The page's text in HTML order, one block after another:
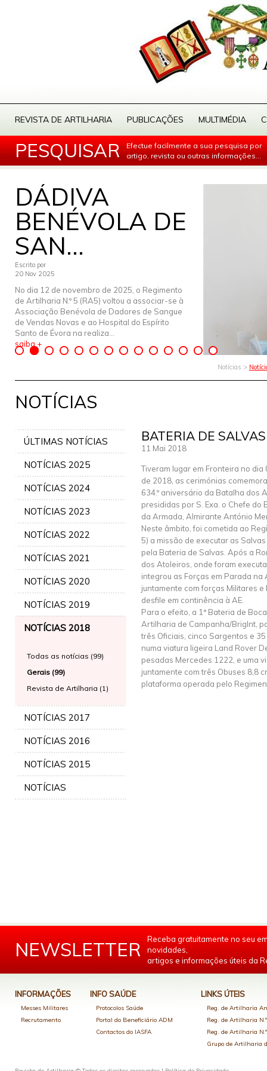
REVISTA DE ARTILHARIA PUBLICAÇÕES MULTIMÉDIA
PESQUISAR
Efectue facilmente a sua pesquisa por
artigo, revista ou outras informações...
DÁDIVA
BENÉVOLA DE
SAN...
Escrito por
20 Nov 2025
No dia 12 de novembro de 2025, o Regimento
de Artilharia N.º 5 (RA5) voltou a associar-se à
Associação Benévola de Dadores de Sangue
de Vendas Novas e ao Hospital do Espírito
Santo de Évora na realiza...
saiba +
Notícias >
NOTÍCIAS
ÚLTIMAS NOTÍCIAS
NOTÍCIAS 2025
NOTÍCIAS 2024
NOTÍCIAS 2023
NOTÍCIAS 2022
NOTÍCIAS 2021
NOTÍCIAS 2020
NOTÍCIAS 2019
NOTÍCIAS 2018
Todas as notícias (99)
Gerais (99)
Revista de Artilharia (1)
NOTÍCIAS 2017
NOTÍCIAS 2016
NOTÍCIAS 2015
NOTÍCIAS
BATERIA DE SALVAS
11 Mai 2018
Tiveram lugar em Fronteira no dia
de 2018, as cerimónias
634.º aniversário da Batalha dos
presididas por S. Exa. o Chefe do
da Armada, Almirante António
Neste âmbito, foi cometida ao
5) a missão de executar as
pela Bateria de Salvas. Após a
dos Atoleiros, onde foram
integrou as Forças em Parada
juntamente com forças Militares
desfile em continência à AE.
Para o efeito, a 1ª Bateria de
Artilharia de Campanha/BrigInt,
três Oficiais, cinco Sargentos e
numa viatura ligeira Land Rover
pesadas Mercedes 1222, e uma
juntamente com três Obuses 8,8
plataforma operada pelo
NEWSLETTER
Receba gratuitamente no seu
novidades,
artigos e informações úteis da
INFORMAÇÕES
Messes Militares
Recrutamento
INFO SAÚDE
Protocolos Saúde
Portal do Beneficiário ADM
Contactos do IASFA
LINKS ÚTEIS
Reg. de Artilharia
Reg. de Artilharia
Reg. de Artilharia
Grupo de Artilharia